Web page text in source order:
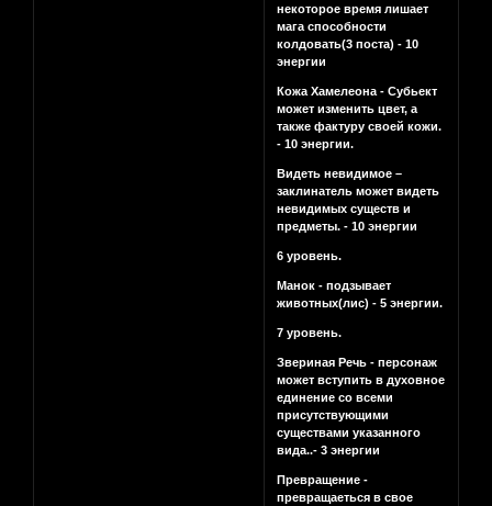
некоторое время лишает
мага способности
колдовать(3 поста) - 10
энергии
Кожа Хамелеона - Субьект
может изменить цвет, а
также фактуру своей кожи.
- 10 энергии.
Видеть невидимое –
заклинатель может видеть
невидимых существ и
предметы. - 10 энергии
6 уровень.
Манок - подзывает
животных(лис) - 5 энергии.
7 уровень.
Звериная Речь - персонаж
может вступить в духовное
единение со всеми
присутствующими
существами указанного
вида..- 3 энергии
Превращение -
превращаеться в свое